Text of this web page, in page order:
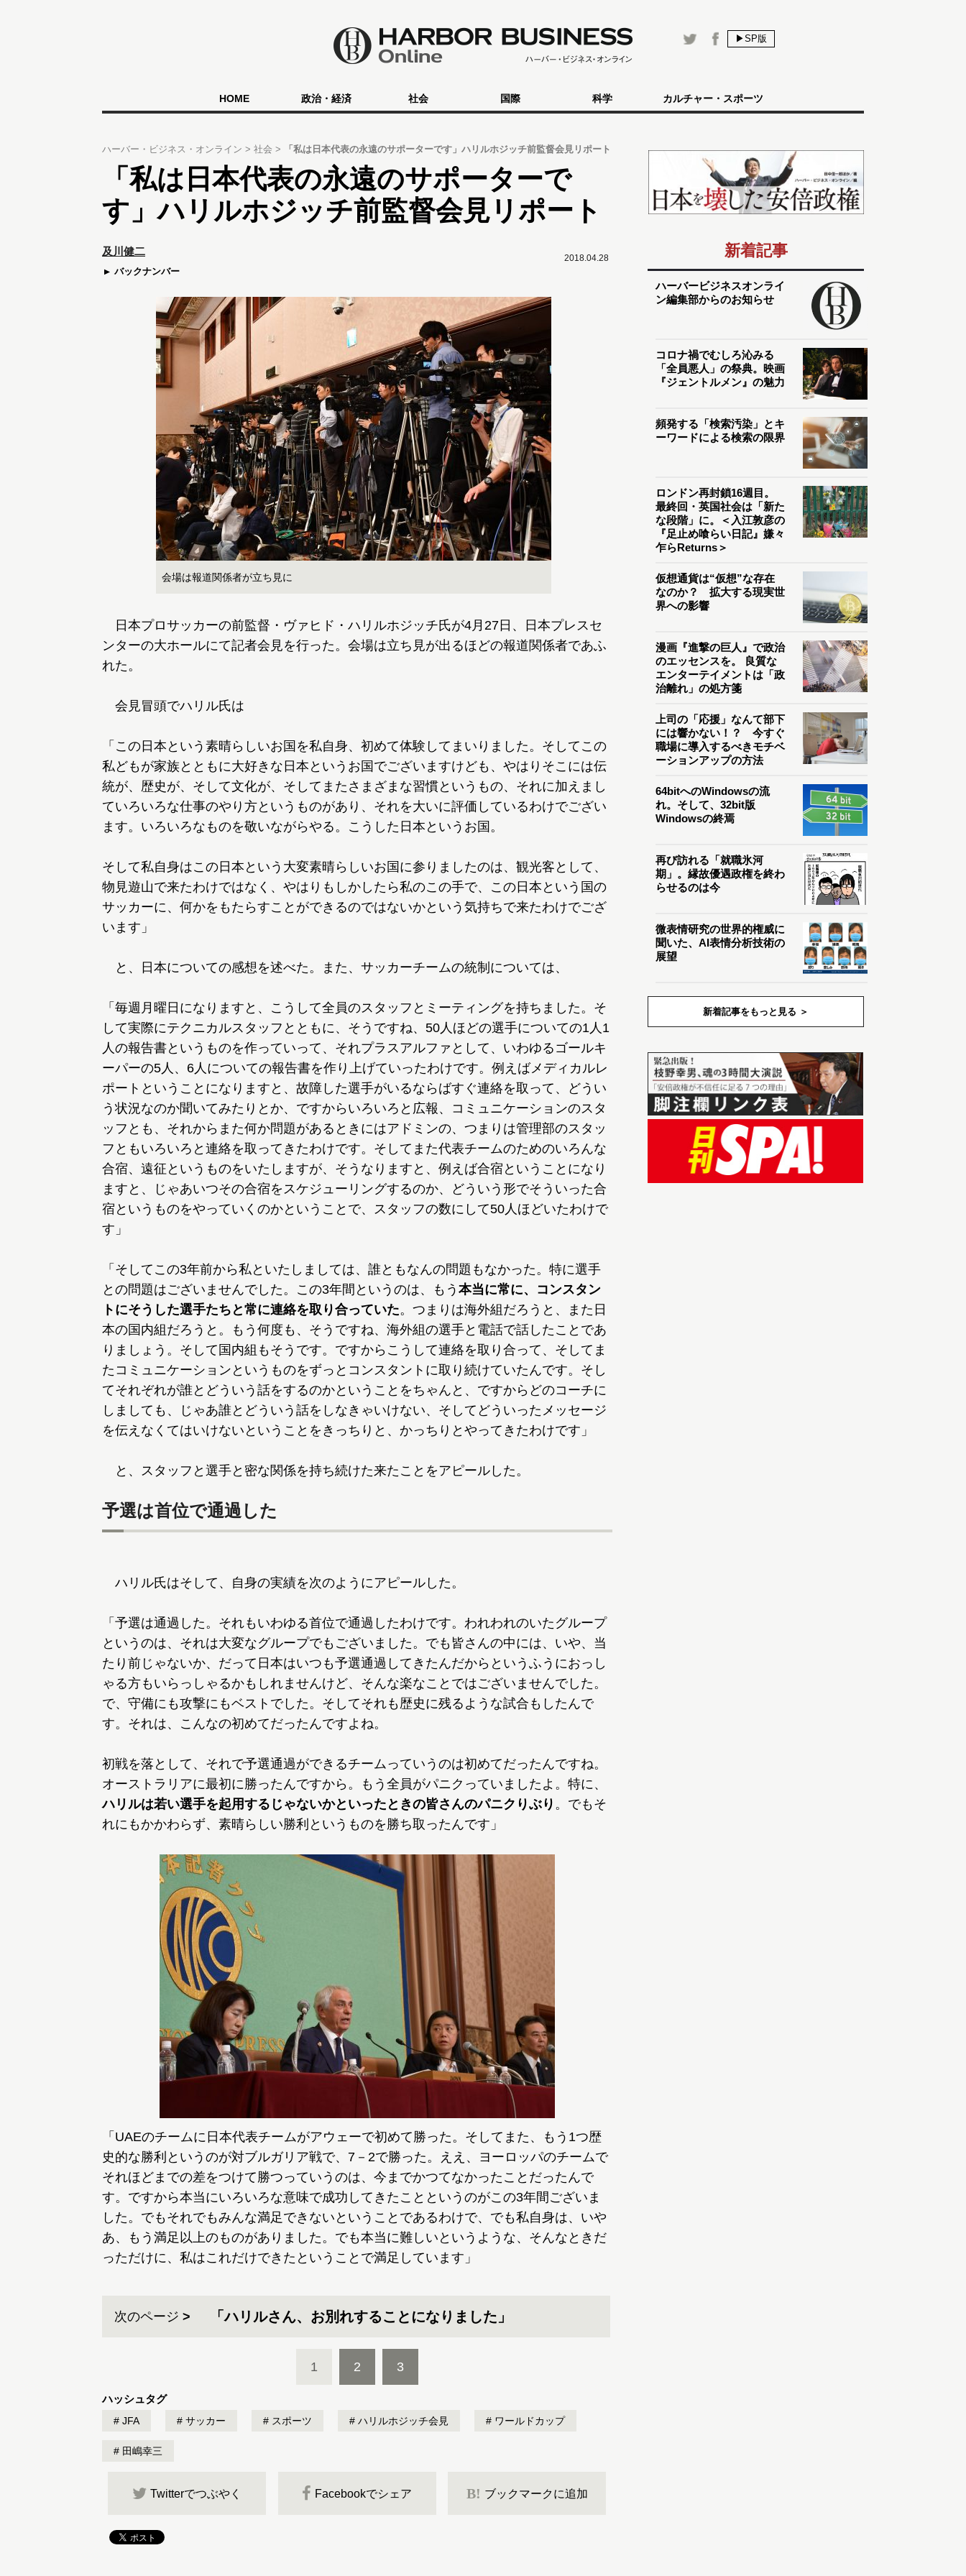
▶SP版
HOME 政治・経済 社会 国際 科学 カルチャー・スポーツ
ハーバー・ビジネス・オンライン 社会 「私は日本代表の永遠のサポーターです」ハリルホジッチ前監督会見リポート
「私は日本代表の永遠のサポーターで
す」ハリルホジッチ前監督会見リポート
2018.04.28
及川健二
バックナンバー
会場は報道関係者が立ち見に
日本プロサッカーの前監督・ヴァヒド・ハリルホジッチ氏が4月27日、日本プレスセ
ンターの大ホールにて記者会見を行った。会場は立ち見が出るほどの報道関係者であふ
れた。
会見冒頭でハリル氏は
「この日本という素晴らしいお国を私自身、初めて体験してまいりました。そしてこの
私どもが家族とともに大好きな日本というお国でございますけども、やはりそこには伝
統が、歴史が、そして文化が、そしてまたさまざまな習慣というもの、それに加えまし
ていろいろな仕事のやり方というものがあり、それを大いに評価しているわけでござい
ます。いろいろなものを敬いながらやる。こうした日本というお国。
そして私自身はこの日本という大変素晴らしいお国に参りましたのは、観光客として、
物見遊山で来たわけではなく、やはりもしかしたら私のこの手で、この日本という国の
サッカーに、何かをもたらすことができるのではないかという気持ちで来たわけでござ
います」
と、日本についての感想を述べた。また、サッカーチームの統制については、
「毎週月曜日になりますと、こうして全員のスタッフとミーティングを持ちました。そ
して実際にテクニカルスタッフとともに、そうですね、50人ほどの選手についての1人1
人の報告書というものを作っていって、それプラスアルファとして、いわゆるゴールキ
ーパーの5人、6人についての報告書を作り上げていったわけです。例えばメディカルレ
ポートということになりますと、故障した選手がいるならばすぐ連絡を取って、どうい
う状況なのか聞いてみたりとか、ですからいろいろと広報、コミュニケーションのスタ
ッフとも、それからまた何か問題があるときにはアドミンの、つまりは管理部のスタッ
フともいろいろと連絡を取ってきたわけです。そしてまた代表チームのためのいろんな
合宿、遠征というものをいたしますが、そうなりますと、例えば合宿ということになり
ますと、じゃあいつその合宿をスケジューリングするのか、どういう形でそういった合
宿というものをやっていくのかということで、スタッフの数にして50人ほどいたわけで
す」
「そしてこの3年前から私といたしましては、誰ともなんの問題もなかった。特に選手
との問題はございませんでした。この3年間というのは、もう 本当に常に、コンスタン
トにそうした選手たちと常に連絡を取り合っていた。つまりは海外組だろうと、また日
本の国内組だろうと。もう何度も、そうですね、海外組の選手と電話で話したことであ
りましょう。そして国内組もそうです。ですからこうして連絡を取り合って、そしてま
たコミュニケーションというものをずっとコンスタントに取り続けていたんです。そし
てそれぞれが誰とどういう話をするのかということをちゃんと、ですからどのコーチに
しましても、じゃあ誰とどういう話をしなきゃいけない、そしてどういったメッセージ
を伝えなくてはいけないということをきっちりと、かっちりとやってきたわけです」
と、スタッフと選手と密な関係を持ち続けた来たことをアピールした。
予選は首位で通過した
ハリル氏はそして、自身の実績を次のようにアピールした。
「予選は通過した。それもいわゆる首位で通過したわけです。われわれのいたグループ
というのは、それは大変なグループでもございました。でも皆さんの中には、いや、当
たり前じゃないか、だって日本はいつも予選通過してきたんだからというふうにおっし
ゃる方もいらっしゃるかもしれませんけど、そんな楽なことではございませんでした。
で、守備にも攻撃にもベストでした。そしてそれも歴史に残るような試合もしたんで
す。それは、こんなの初めてだったんですよね。
初戦を落として、それで予選通過ができるチームっていうのは初めてだったんですね。
オーストラリアに最初に勝ったんですから。もう全員がパニクっていましたよ。特に、
ハリルは若い選手を起用するじゃないかといったときの皆さんのパニクりぶり 。でもそ
れにもかかわらず、素晴らしい勝利というものを勝ち取ったんです」
「UAEのチームに日本代表チームがアウェーで初めて勝った。そしてまた、もう1つ歴
史的な勝利というのが対ブルガリア戦で、7－2で勝った。ええ、ヨーロッパのチームで
それほどまでの差をつけて勝つっていうのは、今までかつてなかったことだったんで
す。ですから本当にいろいろな意味で成功してきたことというのがこの3年間ございま
した。でもそれでもみんな満足できないということであるわけで、でも私自身は、いや
あ、もう満足以上のものがありました。でも本当に難しいというような、そんなときだ
っただけに、私はこれだけできたということで満足しています」
次のページ 「ハリルさん、お別れすることになりました」
1 2 3
ハッシュタグ
JFA サッカー スポーツ ハリルホジッチ会見 ワールドカップ
田嶋幸三
Twitterでつぶやく Facebookでシェア B! ブックマークに追加
新着記事
ハーバービジネスオンライ
ン編集部からのお知らせ
コロナ禍でむしろ沁みる
「全員悪人」の祭典。映画
『ジェントルメン』の魅力
頻発する「検索汚染」とキ
ーワードによる検索の限界
ロンドン再封鎖16週目。
最終回・英国社会は「新た
な段階」に。＜入江敦彦の
『足止め喰らい日記』嫌々
乍らReturns＞
仮想通貨は“仮想”な存在
なのか？ 拡大する現実世
界への影響
漫画『進撃の巨人』で政治
のエッセンスを。 良質な
エンターテイメントは「政
治離れ」の処方箋
上司の「応援」なんて部下
には響かない！？ 今すぐ
職場に導入するべきモチベ
ーションアップの方法
64bitへのWindowsの流
れ。そして、32bit版
Windowsの終焉
再び訪れる「就職氷河
期」。縁故優遇政権を終わ
らせるのは今
微表情研究の世界的権威に
聞いた、AI表情分析技術の
展望
新着記事をもっと見る